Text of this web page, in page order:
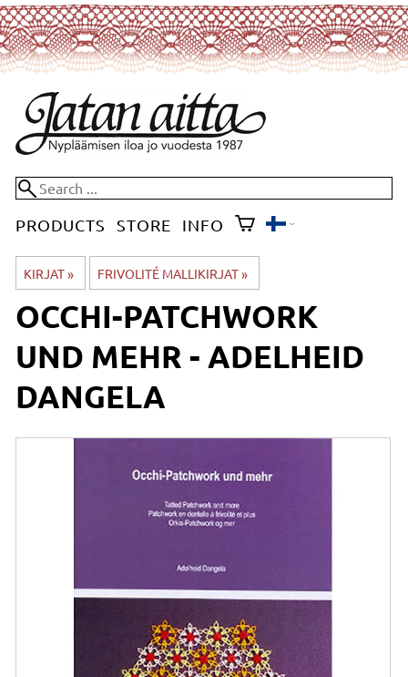
PRODUCTS STORE INFO
KIRJAT‪» FRIVOLITÉ MALLIKIRJAT‪»
OCCHI-PATCHWORK
UND MEHR - ADELHEID
DANGELA